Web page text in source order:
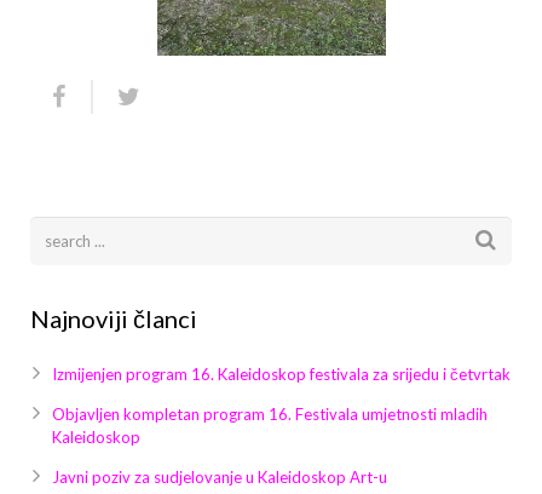
Najnoviji članci
Izmijenjen program 16. Kaleidoskop festivala za srijedu i četvrtak
Objavljen kompletan program 16. Festivala umjetnosti mladih
Kaleidoskop
Javni poziv za sudjelovanje u Kaleidoskop Art-u